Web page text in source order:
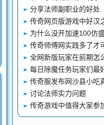
分享法师副职业的好处
传奇服发布网沙县小吃
讨论法师实力问题